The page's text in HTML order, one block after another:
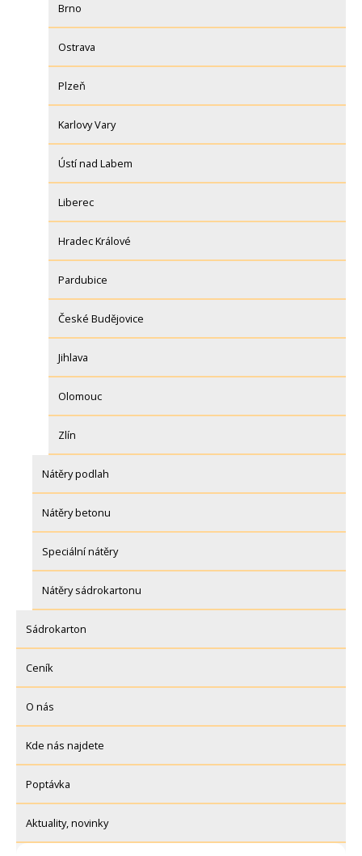
Brno
Ostrava
Plzeň
Karlovy Vary
Ústí nad Labem
Liberec
Hradec Králové
Pardubice
České Budějovice
Jihlava
Olomouc
Zlín
Nátěry podlah
Nátěry betonu
Speciální nátěry
Nátěry sádrokartonu
Sádrokarton
Ceník
O nás
Kde nás najdete
Poptávka
Aktuality, novinky